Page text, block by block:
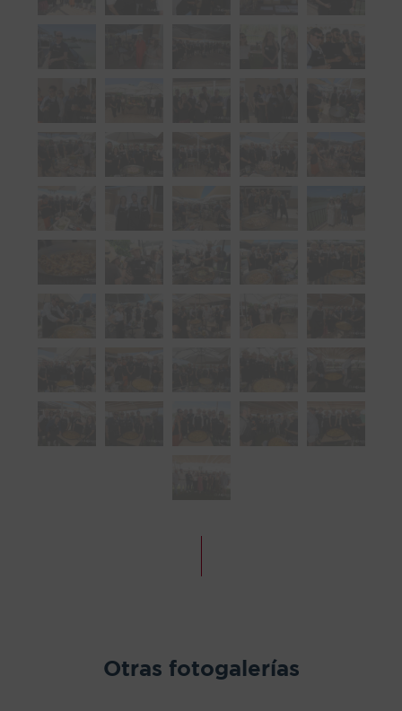
Otras fotogalerías